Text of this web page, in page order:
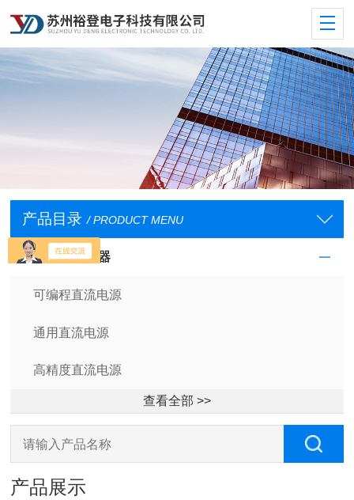
产品目录 / PRODUCT MENU
直流电源供应器
可编程直流电源
通用直流电源
高精度直流电源
查看全部 >>
产品展示